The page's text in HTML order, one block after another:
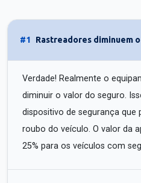
#1 Rastreadores diminuem
Verdade! Realmente o
diminuir o valor do seguro.
dispositivo de segurança
roubo do veículo. O valor da
25% para os veículos com